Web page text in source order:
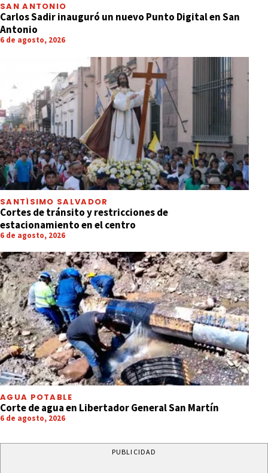
SAN ANTONIO
Carlos Sadir inauguró un nuevo Punto Digital en San
Antonio
6 de agosto, 2026
SANTÍSIMO SALVADOR
Cortes de tránsito y restricciones de
estacionamiento en el centro
6 de agosto, 2026
AGUA POTABLE
Corte de agua en Libertador General San Martín
6 de agosto, 2026
PUBLICIDAD